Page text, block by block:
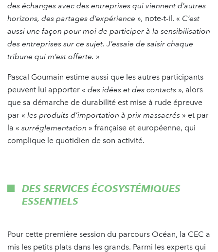
des échanges avec des entreprises qui viennent d’autres
horizons, des partages d’expérience », note-t-il. « C’est
aussi une façon pour moi de participer à la sensibilisation
des entreprises sur ce sujet. J’essaie de saisir chaque
tribune qui m’est offerte. »
Pascal Goumain estime aussi que les autres participants
peuvent lui apporter « des idées et des contacts », alors
que sa démarche de durabilité est mise à rude épreuve
par « les produits d’importation à prix massacrés » et par
la « surréglementation » française et européenne, qui
complique le quotidien de son activité.
DES SERVICES ÉCOSYSTÉMIQUES
ESSENTIELS
Pour cette première session du parcours Océan, la CEC a
mis les petits plats dans les grands. Parmi les experts qui